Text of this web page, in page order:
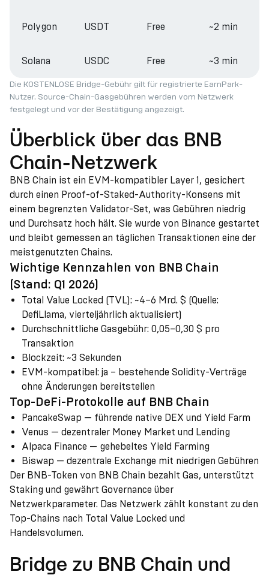
Polygon USDT Free ~2 min
Solana USDC Free ~3 min
Die KOSTENLOSE Bridge-Gebühr gilt für registrierte EarnPark-
Nutzer. Source-Chain-Gasgebühren werden vom Netzwerk
festgelegt und vor der Bestätigung angezeigt.
Überblick über das BNB
Chain-Netzwerk
BNB Chain ist ein EVM-kompatibler Layer 1, gesichert
durch einen Proof-of-Staked-Authority-Konsens mit
einem begrenzten Validator-Set, was Gebühren niedrig
und Durchsatz hoch hält. Sie wurde von Binance gestartet
und bleibt gemessen an täglichen Transaktionen eine der
meistgenutzten Chains.
Wichtige Kennzahlen von BNB Chain
(Stand: Q1 2026)
Total Value Locked (TVL): ~4–6 Mrd. $ (Quelle:
DefiLlama, vierteljährlich aktualisiert)
Durchschnittliche Gasgebühr: 0,05–0,30 $ pro
Transaktion
Blockzeit: ~3 Sekunden
EVM-kompatibel: ja – bestehende Solidity-Verträge
ohne Änderungen bereitstellen
Top-DeFi-Protokolle auf BNB Chain
PancakeSwap — führende native DEX und Yield Farm
Venus — dezentraler Money Market und Lending
Alpaca Finance — gehebeltes Yield Farming
Biswap — dezentrale Exchange mit niedrigen Gebühren
Der BNB-Token von BNB Chain bezahlt Gas, unterstützt
Staking und gewährt Governance über
Netzwerkparameter. Das Netzwerk zählt konstant zu den
Top-Chains nach Total Value Locked und
Handelsvolumen.
Bridge zu BNB Chain und